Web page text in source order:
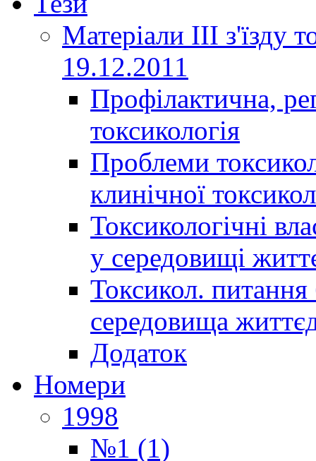
Матеріали ІІІ з'їзду
19.12.2011
Профілактична,
токсикологія
Проблеми
клинічної
Токсикологічні
у середовищі
Токсикол. питання
середовища
Додаток
Номери
1998
№1 (1)